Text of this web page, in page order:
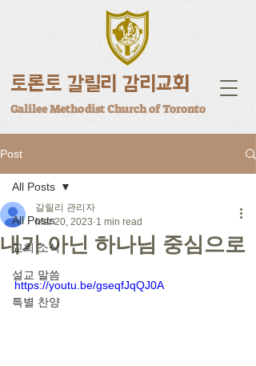
토론토 갈릴리 감리교회
Galilee Methodist Church of Toronto
Post
All Posts
교회 소식
설교 말씀
특별 찬양
All Posts
내가 아닌 하나님 중심으로
갈릴리 관리자
Mar 20, 2023 1 min read
https://youtu.be/gseqfJqQJ0A